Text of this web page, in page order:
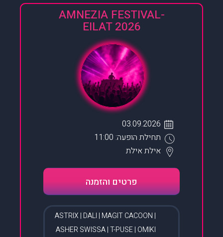
AMNEZIA FESTIVAL-
EILAT 2026
03.09.2026
תחילת הופעה: 11:00
אילתאילת
פרטים והזמנה
ASTRIX | DALI | MAGIT CACOON |
ASHER SWISSA | T-PUSE | OMIKI